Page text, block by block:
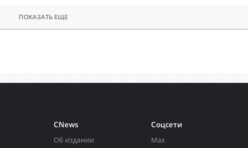
ПОКАЗАТЬ ЕЩЕ
CNews
Об издании
Соцсети
Max